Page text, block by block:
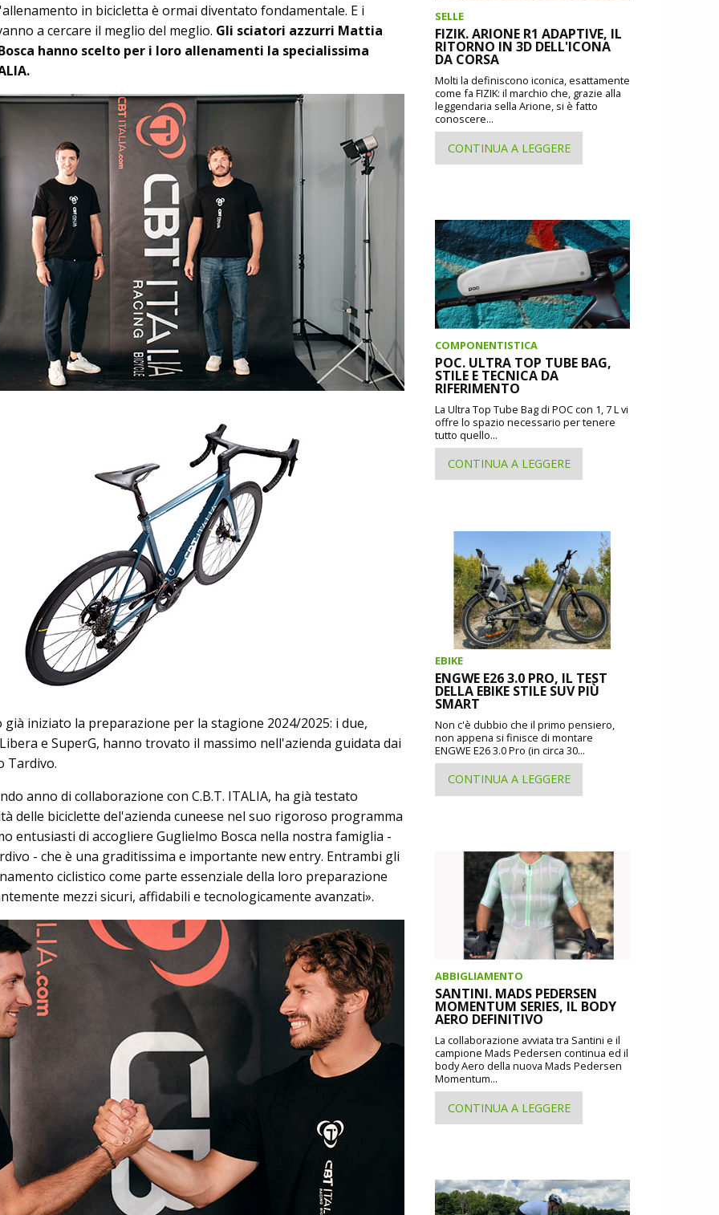
in bicicletta è ormai diventato fondamentale. E i
a cercare il meglio del meglio. Gli sciatori azzurri Mattia
hanno scelto per i loro allenamenti la specialissima
già iniziato la preparazione per la stagione 2024/2025: i due,
e SuperG, hanno trovato il massimo nell'azienda guidata dai
Tardivo.
anno di collaborazione con C.B.T. ITALIA, ha già testato
delle biciclette del'azienda cuneese nel suo rigoroso programma
entusiasti di accogliere Guglielmo Bosca nella nostra famiglia -
- che è una graditissima e importante new entry. Entrambi gli
ciclistico come parte essenziale della loro preparazione
mezzi sicuri, affidabili e tecnologicamente avanzati».
SELLE
FIZIK. ARIONE R1 ADAPTIVE, IL
RITORNO IN 3D DELL'ICONA
DA CORSA
Molti la definiscono iconica, esattamente
come fa FIZIK: il marchio che, grazie alla
leggendaria sella Arione, si è fatto
conoscere...
CONTINUA A LEGGERE
COMPONENTISTICA
POC. ULTRA TOP TUBE BAG,
STILE E TECNICA DA
RIFERIMENTO
La Ultra Top Tube Bag di POC con 1, 7 L vi
offre lo spazio necessario per tenere
tutto quello...
CONTINUA A LEGGERE
EBIKE
ENGWE E26 3.0 PRO, IL TEST
DELLA EBIKE STILE SUV PIÙ
SMART
Non c'è dubbio che il primo pensiero,
non appena si finisce di montare
ENGWE E26 3.0 Pro (in circa 30...
CONTINUA A LEGGERE
ABBIGLIAMENTO
SANTINI. MADS PEDERSEN
MOMENTUM SERIES, IL BODY
AERO DEFINITIVO
La collaborazione avviata tra Santini e il
campione Mads Pedersen continua ed il
body Aero della nuova Mads Pedersen
Momentum...
CONTINUA A LEGGERE